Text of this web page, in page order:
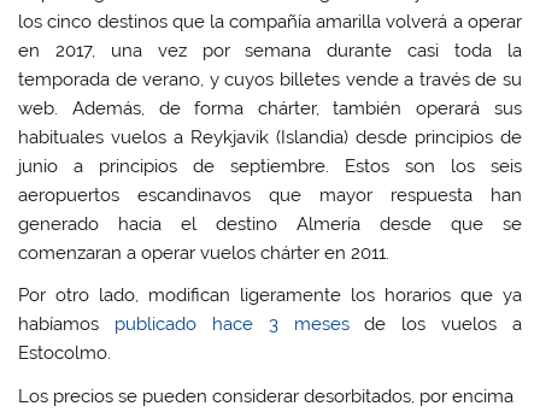
los cinco destinos que la compañía amarilla volverá a operar
en 2017, una vez por semana durante casi toda la
temporada de verano, y cuyos billetes vende a través de su
web. Además, de forma chárter, también operará sus
habituales vuelos a Reykjavik (Islandia) desde principios de
junio a principios de septiembre. Estos son los seis
aeropuertos escandinavos que mayor respuesta han
generado hacia el destino Almería desde que se
comenzaran a operar vuelos chárter en 2011.
Por otro lado, modifican ligeramente los horarios que ya
habíamos publicado hace 3 mesesde los vuelos a
Estocolmo.
Los precios se pueden considerar desorbitados, por encima